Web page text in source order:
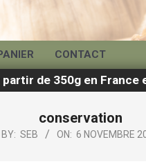
CONTACT
de 350g en France
conservation
BY: SEB ON: 6 NOVEMBRE